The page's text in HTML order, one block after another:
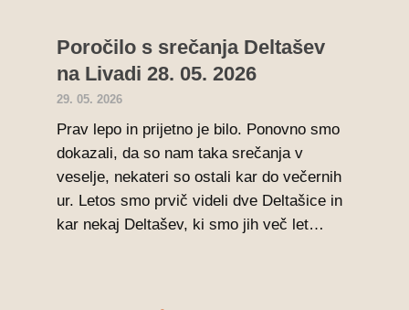
Poročilo s srečanja Deltašev
na Livadi 28. 05. 2026
29. 05. 2026
Prav lepo in prijetno je bilo. Ponovno smo
dokazali, da so nam taka srečanja v
veselje, nekateri so ostali kar do večernih
ur. Letos smo prvič videli dve Deltašice in
kar nekaj Deltašev, ki smo jih več let…